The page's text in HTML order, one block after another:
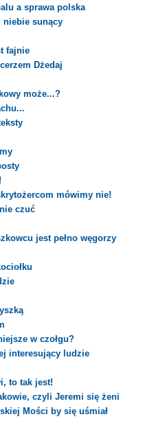
a sprawa polska
niebie sunący
fajnie
Dżedaj
może...?
mówimy nie!
czuć
jest pełno węgorzy
w czołgu?
interesujący ludzie
to tak jest!
czyli Jeremi się żeni
Mości by się uśmiał